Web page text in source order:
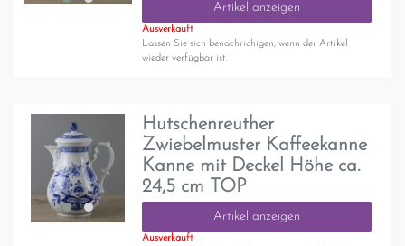
Artikel anzeigen
Ausverkauft
Lassen Sie sich benachrichigen, wenn der Artikel
wieder verfügbar ist.
Hutschenreuther
Zwiebelmuster Kaffeekanne
Kanne mit Deckel Höhe ca.
24,5 cm TOP
Artikel anzeigen
Ausverkauft